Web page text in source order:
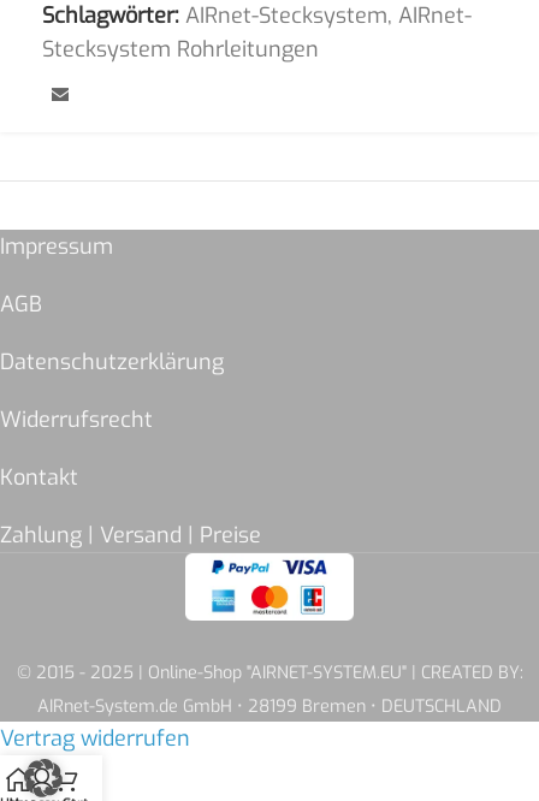
Schlagwörter: AIRnet-Stecksystem, AIRnet-
Stecksystem Rohrleitungen
Impressum
AGB
Datenschutzerklärung
Widerrufsrecht
Kontakt
Zahlung | Versand | Preise
© 2015 - 2025 | Online-Shop "AIRNET-SYSTEM.EU" | CREATED BY:
AIRnet-System.de GmbH • 28199 Bremen • DEUTSCHLAND
Vertrag widerrufen